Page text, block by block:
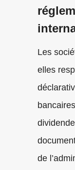
Les
elles
de